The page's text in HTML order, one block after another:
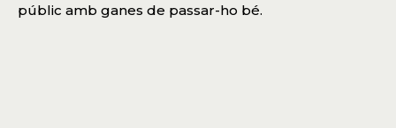
públic amb ganes de passar-ho bé.